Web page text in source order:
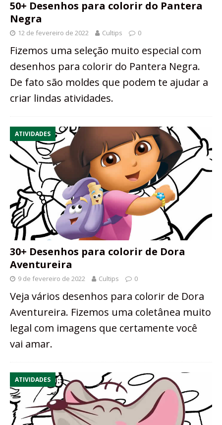
50+ Desenhos para colorir do Pantera
Negra
12 de fevereiro de 2022 Cultips 0
Fizemos uma seleção muito especial com
desenhos para colorir do Pantera Negra.
De fato são moldes que podem te ajudar a
criar lindas atividades.
ATIVIDADES
30+ Desenhos para colorir de Dora
Aventureira
9 de fevereiro de 2022 Cultips 0
Veja vários desenhos para colorir de Dora
Aventureira. Fizemos uma coletânea muito
legal com imagens que certamente você
vai amar.
ATIVIDADES